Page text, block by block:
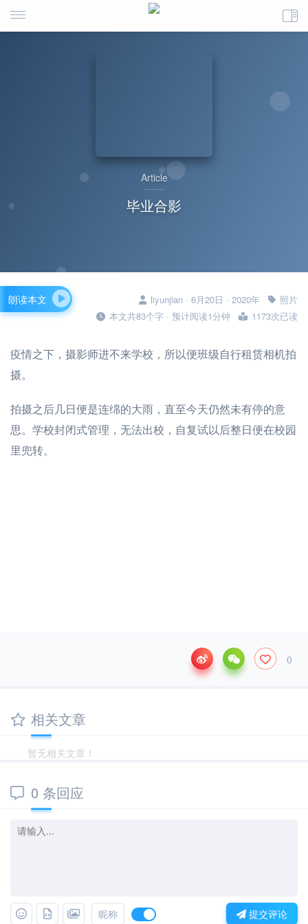
Article
毕业合影
liyunjian · 6月20日 · 2020年
照片
本文共83个字 · 预计阅读1分钟
1173次已读
朗读本文
疫情之下，摄影师进不来学校，所以便班级自行租赁相机拍
摄。
拍摄之后几日便是连绵的大雨，直至今天仍然未有停的意
思。学校封闭式管理，无法出校，自复试以后整日便在校园
里兜转。
0
相关文章
暂无相关文章！
0 条回应
昵称 提交评论